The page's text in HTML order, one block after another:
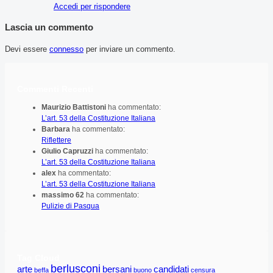
Accedi per rispondere
Lascia un commento
Devi essere connesso per inviare un commento.
Maurizio Battistoni ha commentato:
L’art. 53 della Costituzione Italiana
Barbara ha commentato:
Riflettere
Giulio Capruzzi ha commentato:
L’art. 53 della Costituzione Italiana
alex ha commentato:
L’art. 53 della Costituzione Italiana
massimo 62 ha commentato:
Pulizie di Pasqua
arte beffa berlusconi bersani buono candidati censura